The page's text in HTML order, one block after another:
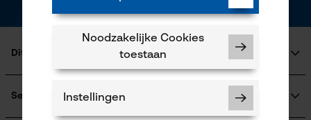
*** Inwisselbaar vanaf een goederenwaarde van 100,- €
Dit is KOX
Maatschappelijke betrokkenheid
Service
Noodzakelijke Cookies
toestaan
Instellingen